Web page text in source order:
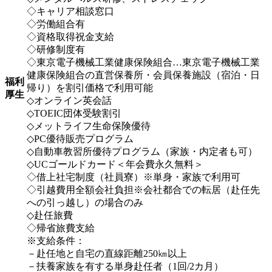
福利
厚生
◇キャリア相談窓口
◇労働組合有
◇資格取得祝金支給
◇研修制度有
◇東京電子機械工業健康保険組合…東京電子機械工業
健康保険組合の直営保養所・会員保養施設（宿泊・日
帰り）を割引価格で利用可能
◇オンライン英会話
◇TOEIC団体受験割引
◇メットライフ生命保険優待
◇PC優待販売プログラム
◇自動車教習所優待プログラム（家族・内定者も可）
◇UCゴールドカード＜年会費永久無料＞
◇借上社宅制度（社員寮）※単身・家族で利用可
◇引越費用全額会社負担※会社都合での転居（赴任先
への引っ越し）の場合のみ
◇赴任旅費
◇帰省旅費支給
※支給条件：
－赴任地と自宅の直線距離250㎞以上
－扶養家族を有する単身赴任者（1回/2カ月）